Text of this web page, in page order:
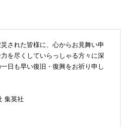
された皆様に、心からお見舞い申
を尽くしていらっしゃる方々に深
日も早い復旧・復興をお祈り申し
集英社